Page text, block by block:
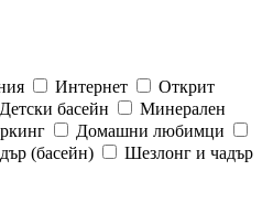
Интернет
Открит
Детски басейн
Минерален
Домашни любимци
(басейн)
Шезлонг и чадър